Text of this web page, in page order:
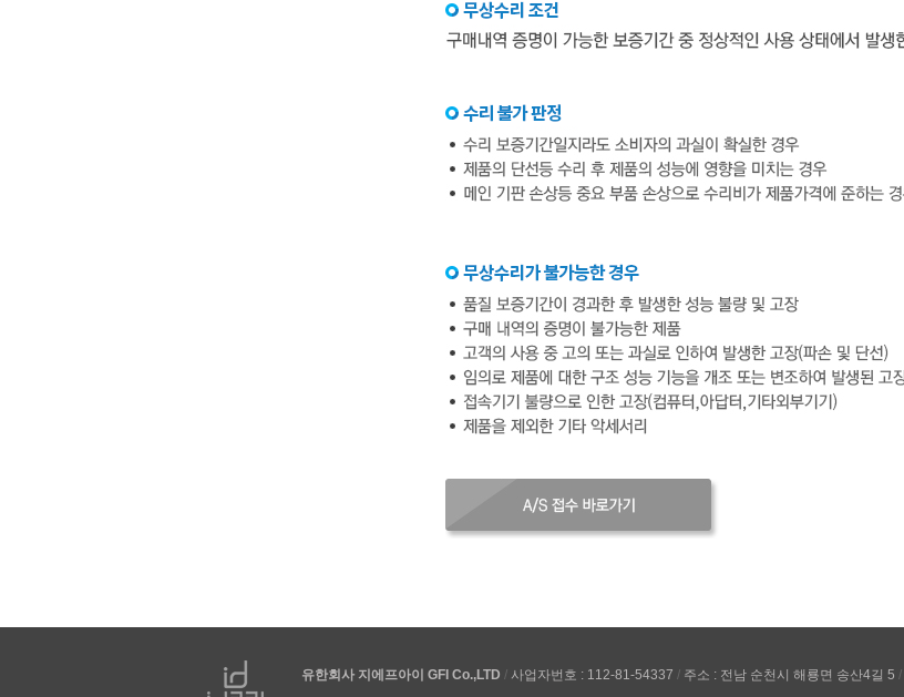
유한회사 지에프아이 GFI Co.,LTD / 사업자번호 : 112-81-54337 / 주소 : 전남 순천시 해룡면 송산4길 5 /